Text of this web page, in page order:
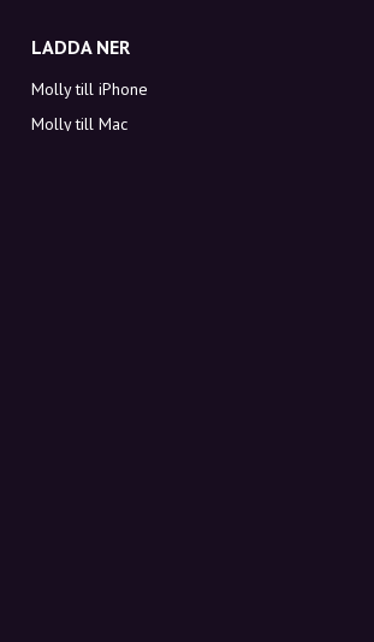
LADDA NER
Molly till iPhone
Molly till Mac